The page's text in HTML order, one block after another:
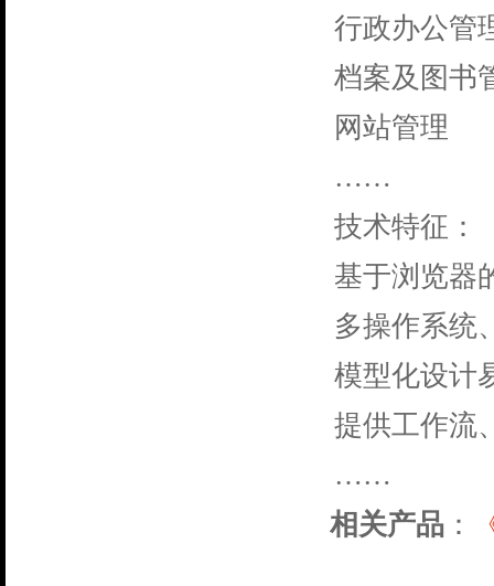
行政办公管
档案及图书
网站管理
……
技术特征：
基于浏览器
多操作系统
模型化设计
提供工作流
……
相关产品 ：